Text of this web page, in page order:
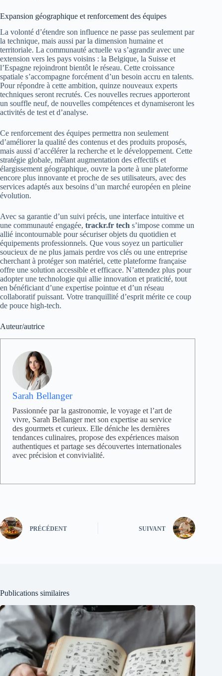
Expansion géographique et renforcement des équipes
La volonté d’étendre son influence ne passe pas seulement par
la technique, mais aussi par la dimension humaine et
territoriale. La communauté actuelle va s’agrandir avec une
extension vers les pays voisins : la Belgique, la Suisse et
l’Espagne rejoindront bientôt le réseau. Cette croissance
spatiale s’accompagne forcément d’un besoin accru en talents.
Pour répondre à cette ambition, quinze nouveaux experts
techniques seront recrutés. Ces nouvelles recrues apporteront
un souffle neuf, de nouvelles compétences et dynamiseront les
activités de test et d’analyse.
Ce renforcement des équipes permettra non seulement
d’améliorer la qualité des contenus et des produits proposés,
mais aussi d’accélérer la recherche et le développement. Cette
stratégie globale, mêlant augmentation des effectifs et
élargissement géographique, ouvre la porte à une plateforme
encore plus innovante et proche de ses utilisateurs, avec des
services adaptés aux besoins d’un marché européen en pleine
évolution.
Avec sa garantie d’un suivi précis, une interface intuitive et
une communauté engagée, trackr.fr tech s’impose comme un
allié incontournable pour sécuriser objets du quotidien et
équipements professionnels. Que vous soyez un particulier
soucieux de ne plus jamais perdre vos clés ou une entreprise
cherchant à protéger son matériel, cette plateforme française
offre une solution accessible et efficace. N’attendez plus pour
adopter une technologie qui allie innovation et praticité, tout
en bénéficiant d’une expertise pointue et d’un réseau
collaboratif puissant. Votre tranquillité d’esprit mérite ce coup
de pouce high-tech.
Auteur/autrice
Sarah Bellanger
Passionnée par la gastronomie, le voyage et l’art de
vivre, Sarah Bellanger met son expertise au service
des gourmets et curieux. Elle déniche les dernières
tendances culinaires, propose des expériences maison
authentiques et partage ses découvertes internationales
avec précision et convivialité.
PRÉCÉDENT SUIVANT
Publications similaires